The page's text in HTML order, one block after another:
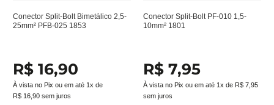
Conector Split-Bolt Bimetálico 2,5-
25mm² PFB-025 1853
R$ 16,90
À vista no Pix ou em até 1x de
R$ 16 90 sem juros
Conector Split-Bolt PF-010 1,5-
10mm² 1801
R$ 7,95
À vista no Pix ou em até 1x de R$ 7 95
sem juros